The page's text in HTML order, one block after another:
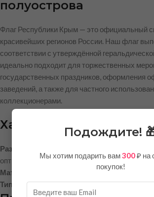
полуострова
Флаг Республики Крым — это официальный
красивейших регионов России. Наш флаг
соответствии с утверждённой
идеально подходит для торжественных
государственных праздников, оформления
заведений, а также для частного
коллекционерами.
Характеристики флага
Размер:
оптимальный для флагштоков и
Материал:
полиэфирный шелк тафетта,
Тип ткани:шелк тафетта (эконом-серия)
Подождите!
Мы хотим подарить вам300₽ на
покупок!